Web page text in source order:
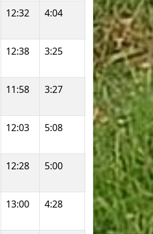
12:32 4:04 2:27 59:27
12:38 3:25 2:15
11:58 3:27 2:41
12:03 5:08 2:57
12:28 5:00 2:39
13:00 4:28 2:55